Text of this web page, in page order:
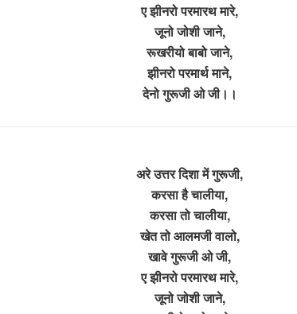
ए झीनरो परमारथ मारे,
जूनो जोशी जाने,
रूखरीयो बाबो जाने,
झीनरो परमार्थ माने,
देनो गुरूजी ओ जी।।
अरे उत्तर दिशा में गुरूजी,
करसा है चालीया,
करसा तो चालीया,
खेत तो आलमजी वालो,
खावे गुरूजी ओ जी,
ए झीनरो परमारथ मारे,
जूनो जोशी जाने,